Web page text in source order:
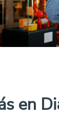
en